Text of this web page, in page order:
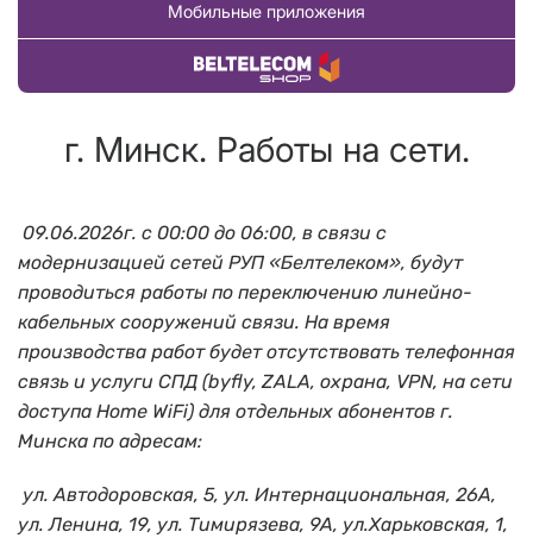
Мобильные приложения
Купить товар
г. Минск. Работы на сети.
09.06.2026г. с 00:00 до 06:00, в связи с
модернизацией сетей РУП «Белтелеком», будут
проводиться работы по переключению линейно-
кабельных сооружений связи. На время
производства работ будет отсутствовать телефонная
связь и услуги СПД (byfly, ZALA, охрана, VPN, на сети
доступа Home WiFi) для отдельных абонентов г.
Минска по адресам:
ул. Автодоровская, 5, ул. Интернациональная, 26А,
ул. Ленина, 19, ул. Тимирязева, 9А, ул.Харьковская, 1,